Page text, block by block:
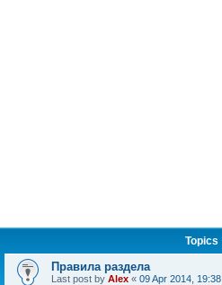
Topics
Правила раздела
Last post by Alex « 09 Apr 2014, 19:38